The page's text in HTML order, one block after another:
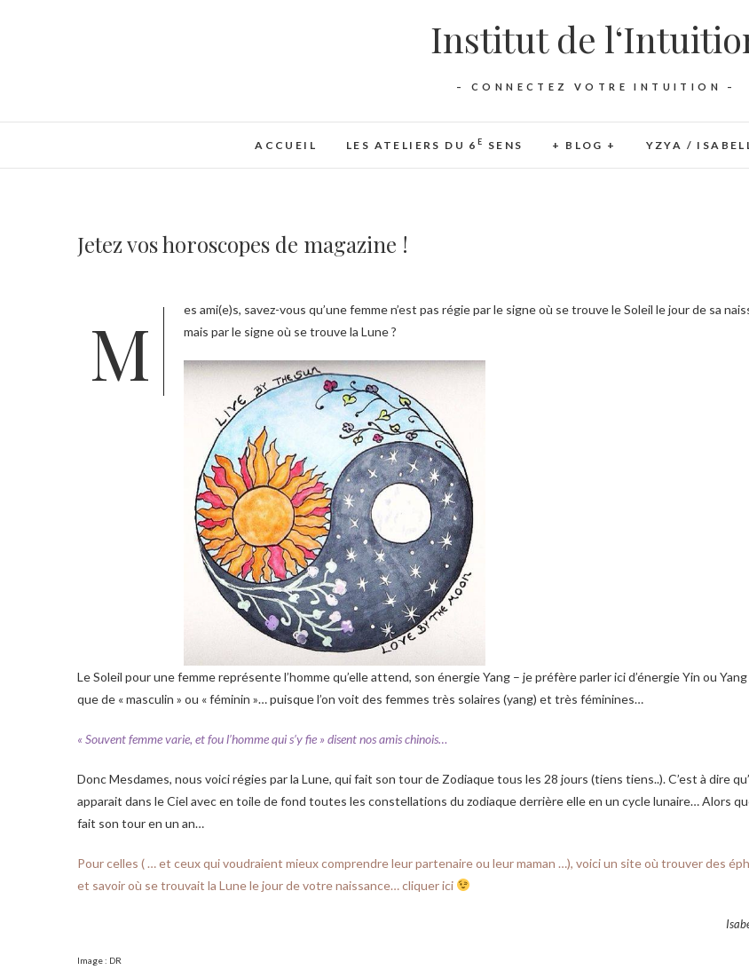
Institut de
– CONNECTEZ VOTRE INTUITION –
ACCUEIL LES ATELIERS DU 6 E SENS + BLOG + YZYA /
Jetez vos horoscopes de magazine !
Mes ami(e)s, savez-vous qu’une femme n’est pas régie par le signe où se trouve le Soleil le jour de sa naissance, mais par le signe où se trouve la Lune ?
Le Soleil pour une femme représente l’homme qu’elle attend, son énergie Yang – je préfère parler ici d’énergie Yin ou
que de « masculin » ou « féminin »… puisque l’on voit des femmes très solaires (yang) et très féminines…
« Souvent femme varie, et fou l’homme qui s’y fie » disent nos amis chinois…
Donc Mesdames, nous voici régies par la Lune, qui fait son tour de Zodiaque tous les 28 jours (tiens tiens..). C’est à dire
apparait dans le Ciel avec en toile de fond toutes les constellations du zodiaque derrière elle en un cycle lunaire… Alors
fait son tour en un an…
Pour celles ( … et ceux qui voudraient mieux comprendre leur partenaire ou leur maman …), voici un site où trouver des
et savoir où se trouvait la Lune le jour de votre naissance… cliquer ici
Image : DR